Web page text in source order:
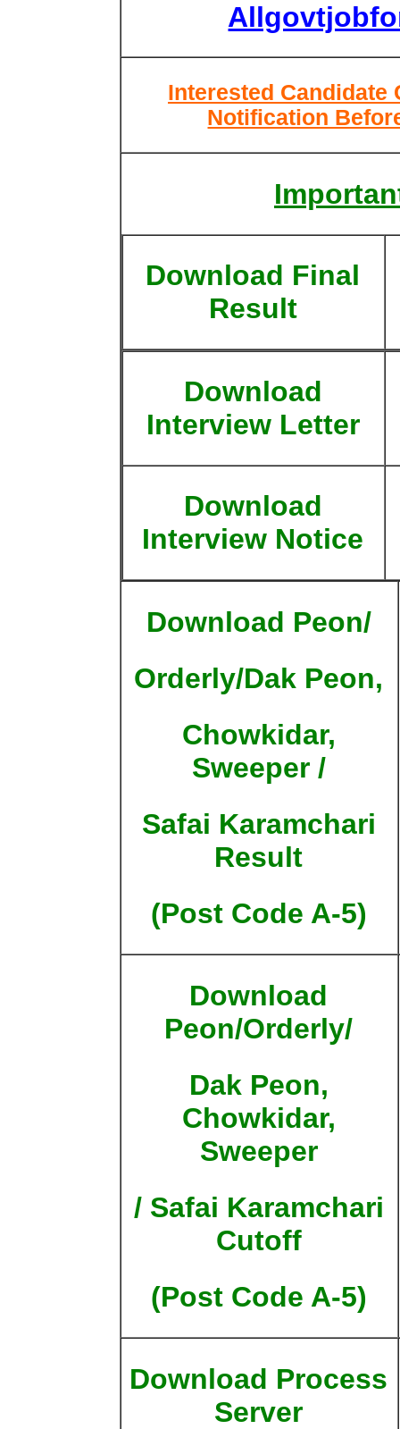
Interested Candidate
Notification
Download Final
Result
Download
Interview Letter
Download
Interview Notice
Download Peon/
Orderly/Dak Peon,
Chowkidar,
Sweeper /
Safai Karamchari
Result
(Post Code A-5)
Download
Peon/Orderly/
Dak Peon,
Chowkidar,
Sweeper
/ Safai Karamchari
Cutoff
(Post Code A-5)
Download Process
Server